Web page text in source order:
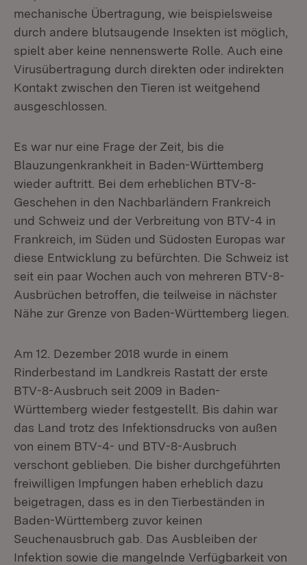
mechanische Übertragung, wie beispielsweise
durch andere blutsaugende Insekten ist möglich,
spielt aber keine nennenswerte Rolle. Auch eine
Virusübertragung durch direkten oder indirekten
Kontakt zwischen den Tieren ist weitgehend
ausgeschlossen.
Es war nur eine Frage der Zeit, bis die
Blauzungenkrankheit in Baden-Württemberg
wieder auftritt. Bei dem erheblichen BTV-8-
Geschehen in den Nachbarländern Frankreich
und Schweiz und der Verbreitung von BTV-4 in
Frankreich, im Süden und Südosten Europas war
diese Entwicklung zu befürchten. Die Schweiz ist
seit ein paar Wochen auch von mehreren BTV-8-
Ausbrüchen betroffen, die teilweise in nächster
Nähe zur Grenze von Baden-Württemberg liegen.
Am 12. Dezember 2018 wurde in einem
Rinderbestand im Landkreis Rastatt der erste
BTV-8-Ausbruch seit 2009 in Baden-
Württemberg wieder festgestellt. Bis dahin war
das Land trotz des Infektionsdrucks von außen
von einem BTV-4- und BTV-8-Ausbruch
verschont geblieben. Die bisher durchgeführten
freiwilligen Impfungen haben erheblich dazu
beigetragen, dass es in den Tierbeständen in
Baden-Württemberg zuvor keinen
Seuchenausbruch gab. Das Ausbleiben der
Infektion sowie die mangelnde Verfügbarkeit von